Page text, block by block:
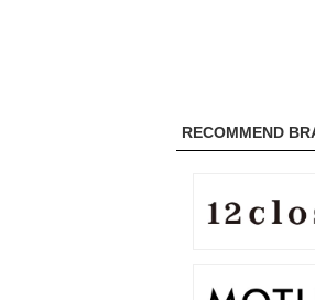
RECOMMEND